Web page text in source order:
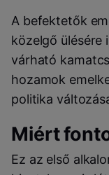
A befektetők
közelgő ülésére
várható
hozamok
politika
Miért
Ez az első